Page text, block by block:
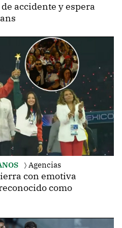
accidente y espera
Agencias
con emotiva
como